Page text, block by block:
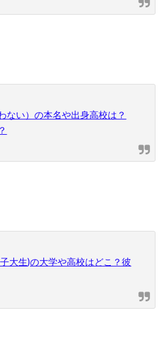
ない）の本名や出身高校は？
大生)の大学や高校はどこ？彼